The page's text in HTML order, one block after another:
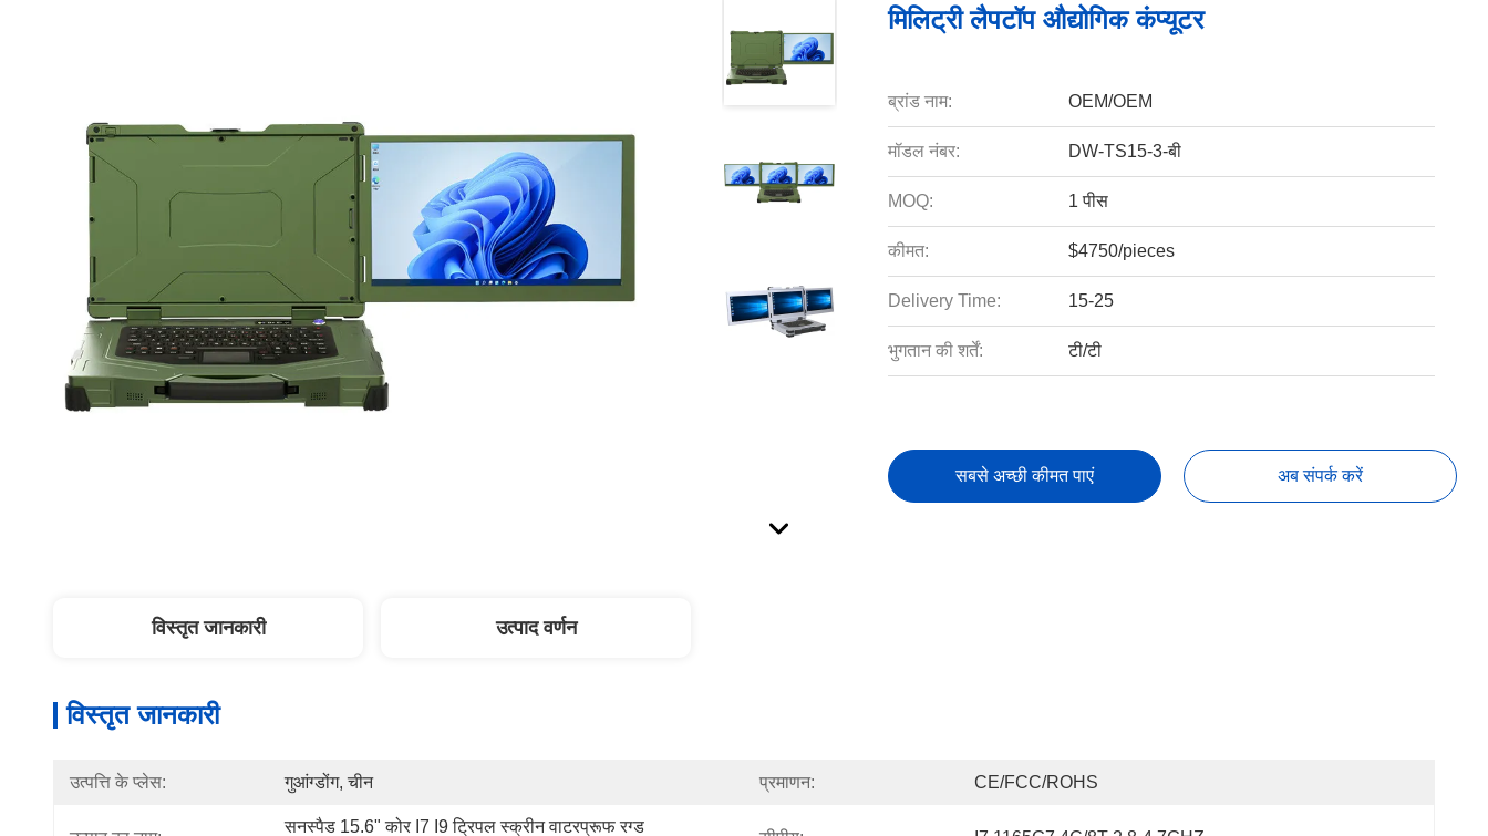
मिलिट्री लैपटॉप औद्योगिक कंप्यूटर
ब्रांड नाम: OEM/OEM
मॉडल नंबर: DW-TS15-3-बी
MOQ: 1 पीस
कीमत: $4750/pieces
Delivery Time: 15-25
भुगतान की शर्तें: टी/टी
सबसे अच्छी कीमत पाएं अब संपर्क करें
विस्तृत जानकारी उत्पाद वर्णन
विस्तृत जानकारी
उत्पत्ति के प्लेस: गुआंग्डोंग, चीन प्रमाणन: CE/FCC/ROHS
सनस्पैड 15.6" कोर I7 I9 ट्रिपल स्क्रीन वाटरप्रूफ रग्ड